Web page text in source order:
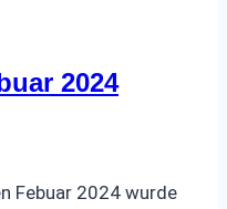
2024
Febuar 2024 wurde